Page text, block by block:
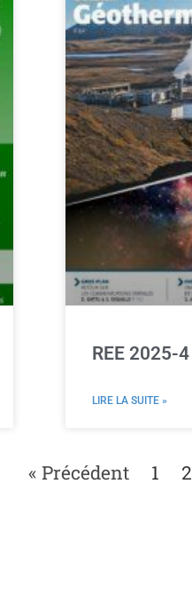
REE 2025-4
LIRE LA SUITE »
« Précédent 1 2